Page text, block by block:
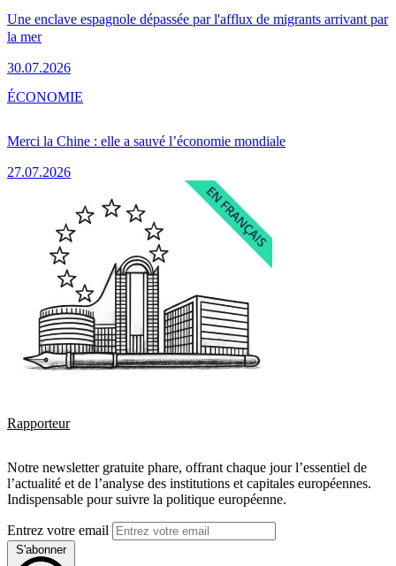
Une enclave espagnole dépassée par l'afflux de migrants arrivant par
la mer
30.07.2026
Merci la Chine : elle a sauvé l’économie mondiale
27.07.2026
ÉCONOMIE
Rapporteur
Notre newsletter gratuite phare, offrant chaque jour l’essentiel de
l’actualité et de l’analyse des institutions et capitales européennes.
Indispensable pour suivre la politique européenne.
Entrez votre email
S'abonner